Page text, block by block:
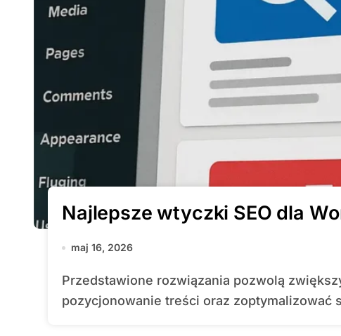
Najlepsze wtyczki SEO dla
maj 16, 2026
Przedstawione rozwiązania pozwolą zwiększyć widoczność witryny, poprawić
pozycjonowanie treści oraz zoptymalizować